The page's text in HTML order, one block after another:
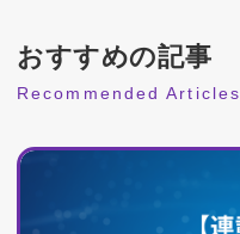
おすすめの記事
Recommended Articles